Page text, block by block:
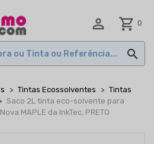
 shopping_cart 0

Tintas Ecossolventes
Tintas
Saco 2L tinta eco-solvente para
MAPLE da InkTec, PRETO